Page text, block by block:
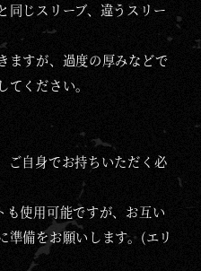
同じスリーブ、違うスリー
ますが、過度の厚みなどで
ください。
ご自身でお持ちいただく必
も使用可能ですが、お互い
準備をお願いします。(エリ